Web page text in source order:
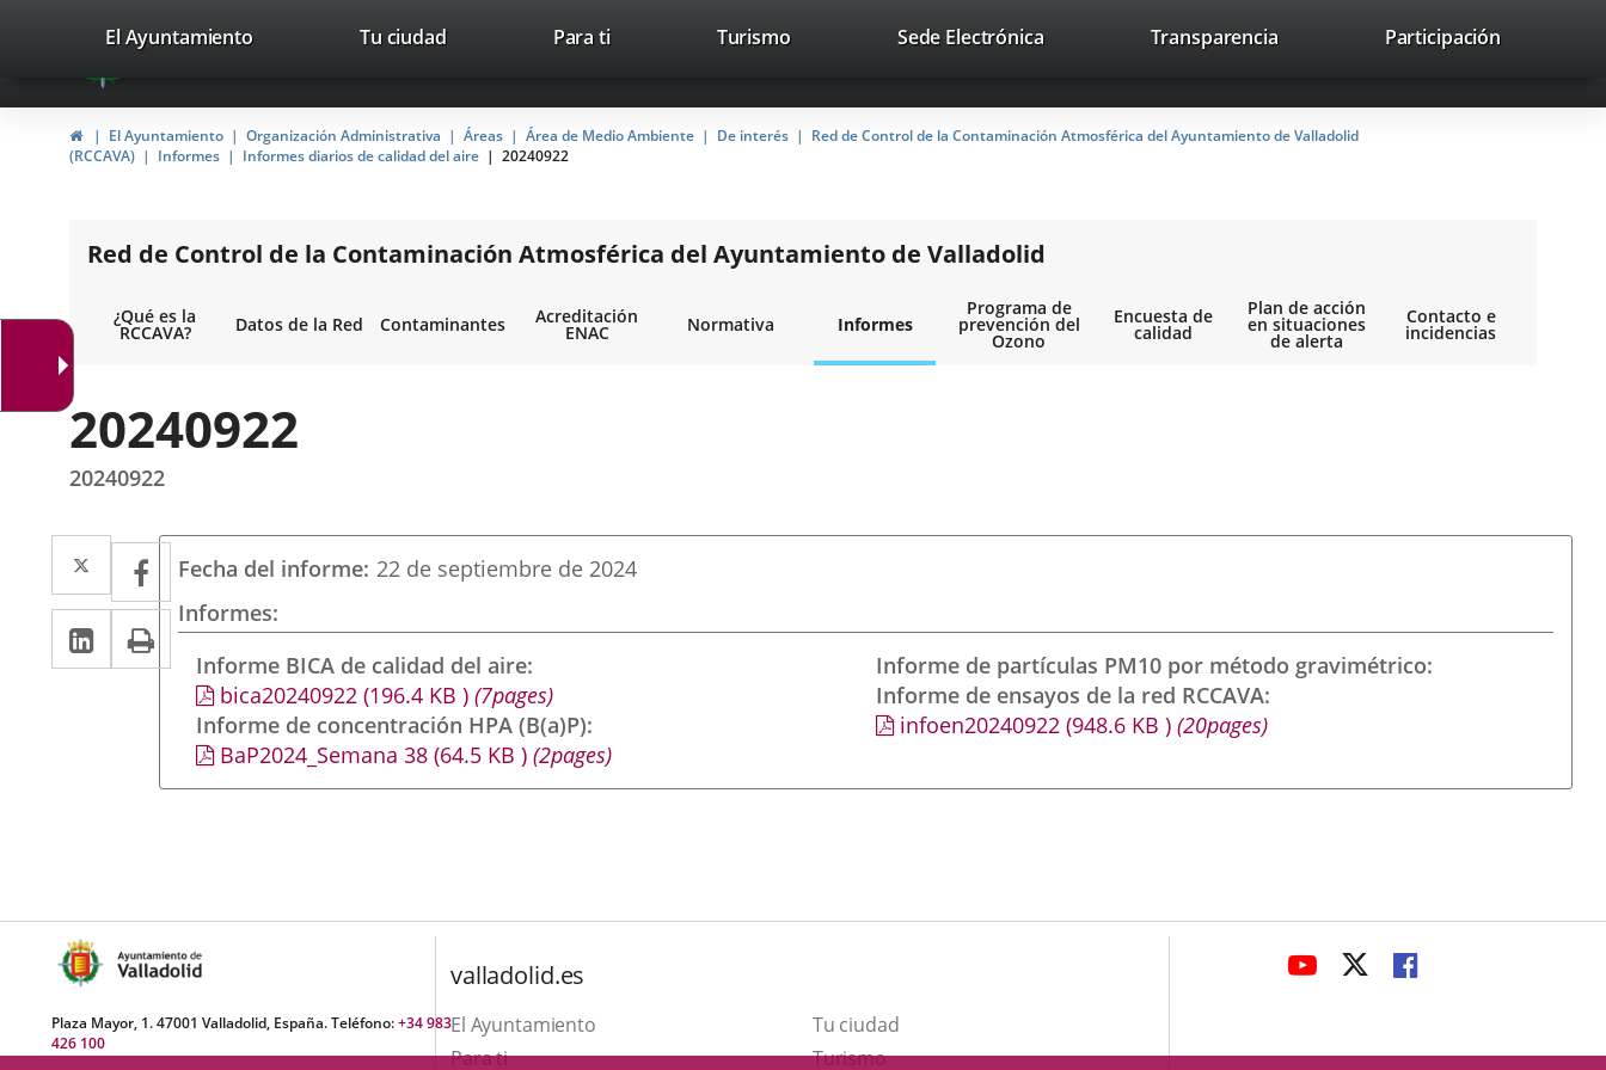
Portal
Web
del
Ayuntamiento
Valladolid
avaTop Trabaja con nosotros Contacto avaHeaderSocial
Enlace
una
aplicación
Enlace
una
aplicación
Enlace
una
aplicación
Recherche
valladolid.es
El Ayuntamiento Tu ciudad Para ti TurismoEste
abrirá
en
Sede ElectrónicaEnlace
aplicación
externa.
Transparencia Participación
InicioEl Ayuntamiento Organización Administrativa Áreas Área de Medio Ambiente De interés
Red de Control de la Contaminación Atmosférica del Ayuntamiento de Valladolid
(RCCAVA)
Informes Informes diarios de calidad del aire 20240922
Red de Control de la Contaminación Atmosférica del Ayuntamiento de Valladolid
¿Qué es la
RCCAVA? Datos de la Red Contaminantes Acreditación
ENAC Normativa Informes
Programa de
prevención del
Ozono
Encuesta de
calidad
Plan de acción
en situaciones
de alerta
Contacto e
incidencias
20240922
20240922
Twitter
Enlace
a
una
aplicación
externa.
Facebook
Enlace
a
una
aplicación
externa.
LinkedIn
Enlace
a
aplicación
externa.
Imprimir
Fecha del informe 22 de septiembre de 2024
Informes
Informe BICA de calidad del aire
bica20240922(196.4 KB )(7pages)
Informe de concentración HPA (B(a)P)
BaP2024_Semana 38(64.5 KB )(2pages)
Informe de partículas PM10 por método gravimétrico
Informe de ensayos de la red RCCAVA
infoen20240922 (948.6 KB) (20pages)
Plaza Mayor, 1. 47001 Valladolid, España. Teléfono:+34 983
426 100
valladolid.es
El Ayuntamiento
Tu ciudad
Para ti
TurismoEste
ENLACE
APLICACIÓN
ENLACE
APLICACIÓN
ENLACE
APLICACIÓN